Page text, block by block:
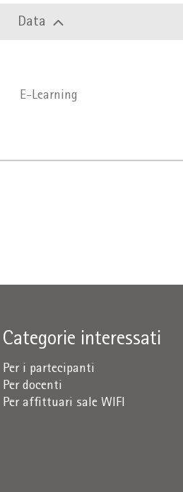
Data
E-Learning
Categorie interessati
Per i partecipanti
Per docenti
Per affittuari sale WIFI